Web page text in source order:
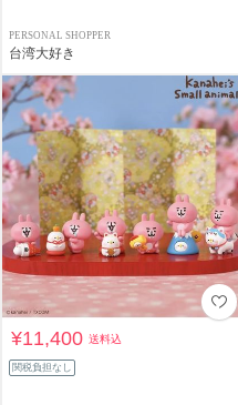
PERSONAL SHOPPER
台湾大好き
¥11,400送料込
関税負担なし